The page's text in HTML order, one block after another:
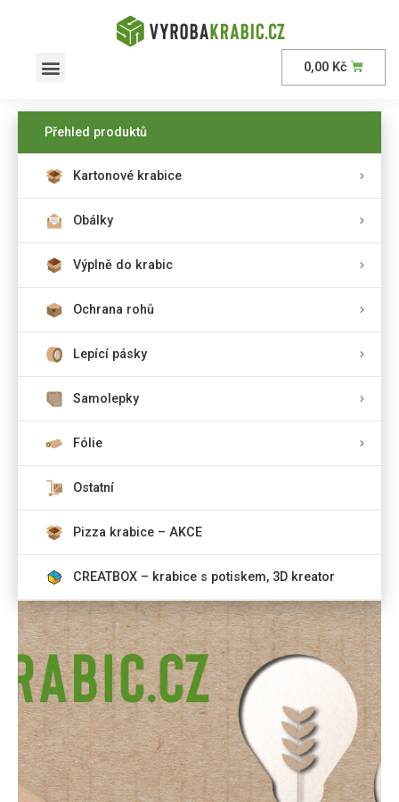
0,00 Kč
Přehled produktů
Kartonové krabice
Obálky
Výplně do krabic
Ochrana rohů
Lepící pásky
Samolepky
Fólie
Ostatní
Pizza krabice – AKCE
CREATBOX – krabice s potiskem, 3D kreator